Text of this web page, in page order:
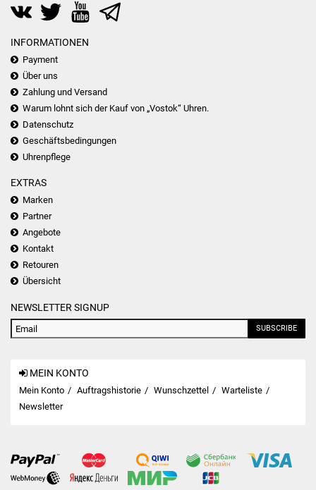
INFORMATIONEN
Payment
Über uns
Zahlung und Versand
Warum lohnt sich der Kauf von „Vostok“ Uhren.
Datenschutz
Geschäftsbedingungen
Uhrenpflege
EXTRAS
Marken
Partner
Angebote
Kontakt
Retouren
Übersicht
NEWSLETTER SIGNUP
SUBSCRIBE
MEIN KONTO
Mein Konto Auftragshistorie Wunschzettel
Warteliste
Newsletter